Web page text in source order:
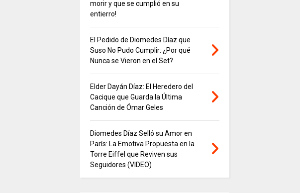
morir y que se cumplió en su
entierro!
El Pedido de Diomedes Díaz que
Suso No Pudo Cumplir: ¿Por qué
Nunca se Vieron en el Set?
Elder Dayán Díaz: El Heredero del
Cacique que Guarda la Última
Canción de Ómar Geles
Diomedes Díaz Selló su Amor en
París: La Emotiva Propuesta en la
Torre Eiffel que Reviven sus
Seguidores (VIDEO)